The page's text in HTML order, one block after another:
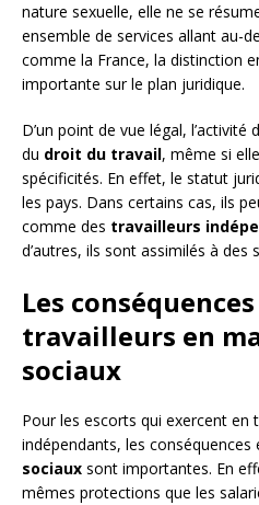
nature sexuelle, elle ne se
ensemble de services allant au-
comme la France, la distinction
importante sur le plan juridique.
D’un point de vue légal,
du droit du travail, même si
spécificités. En effet, le statut
les pays. Dans certains cas, ils
comme des travailleurs
d’autres, ils sont assimilés à des
Les
travailleurs en
sociaux
Pour les escorts qui exercent en
indépendants, les conséquences
sociaux sont importantes. En
mêmes protections que les